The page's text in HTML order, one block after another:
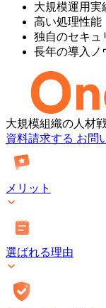
大規模運用実
高い処理性能
独自のセキュ
長年の導入ノ
One
人
[タ
ン
マ
ジ
メ
ン
ト・
大規模組織の人材
資料請求する お問
メリット
選ばれる理由